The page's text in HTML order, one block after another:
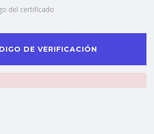
DE VERIFICACIÓN